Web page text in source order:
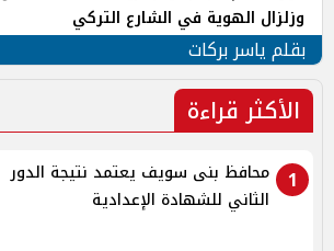
وزلزال الهوية في الشارع التركي
بقلم ياسر بركات
الأكثر قراءة
1
محافظ بنى سويف يعتمد نتيجة الدور
الثاني للشهادة الإعدادية